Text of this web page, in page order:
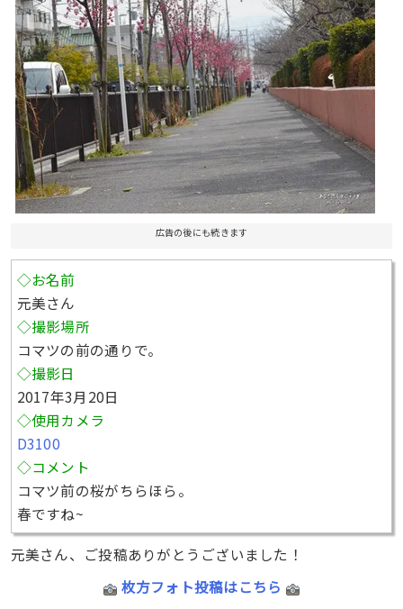
広告の後にも続きます
◇お名前
元美さん
◇撮影場所
コマツの前の通りで。
◇撮影日
2017年3月20日
◇使用カメラ
D3100
◇コメント
コマツ前の桜がちらほら。
春ですね~
元美さん、ご投稿ありがとうございました！
枚方フォト投稿はこちら